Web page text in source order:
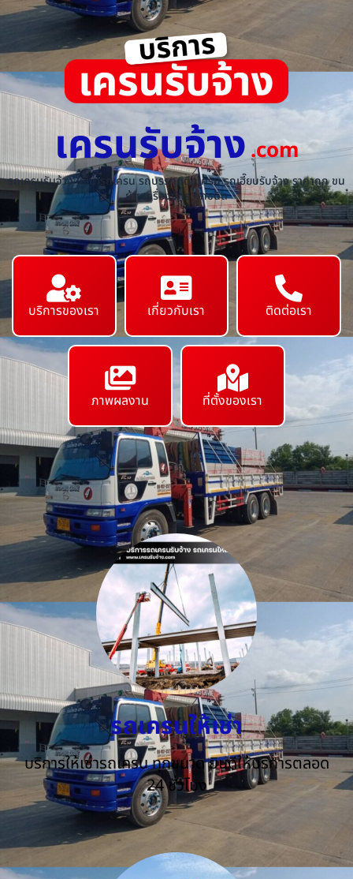
เครนรับจ้าง.com
รถเครนรับจ้าง ให้เช่ารถเครน รถบรรทุกติดเครน รถเฮี๊ยบรับจ้าง ราคาถูก ขน
ย้ายเครื่องจักร ทุกชนิด
บริการของเรา เกี่ยวกับเรา ติดต่อเรา
ภาพผลงาน ที่ตั้งของเรา
รถเครนให้เช่า
บริการให้เช่ารถเครน ทุกขนาด ยินดีให้บริการตลอด
24 ชั่วโมง